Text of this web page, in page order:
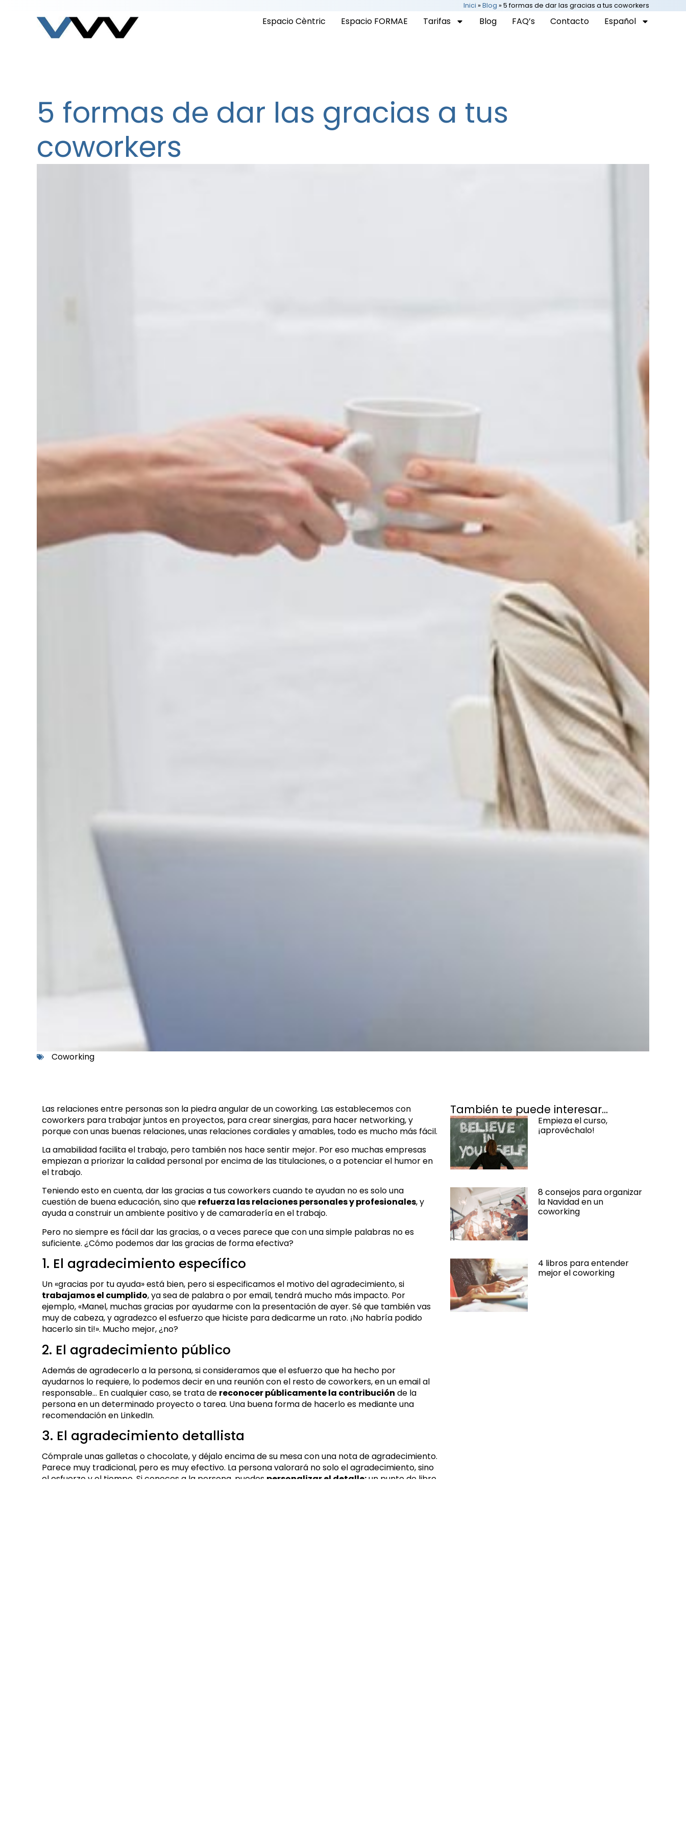
Inici » Blog » 5 formas de dar las gracias a tus coworkers
Espacio Cèntric Espacio FORMAE Tarifas Blog FAQ’s Contacto Español
5 formas de dar las gracias a tus
coworkers
Coworking
Las relaciones entre personas son la piedra angular de un coworking. Las establecemos con
coworkers para trabajar juntos en proyectos, para crear sinergias, para hacer networking, y
porque con unas buenas relaciones, unas relaciones cordiales y amables, todo es mucho más fácil.
La amabilidad facilita el trabajo, pero también nos hace sentir mejor. Por eso muchas empresas
empiezan a priorizar la calidad personal por encima de las titulaciones, o a potenciar el humoren
el trabajo.
Teniendo esto en cuenta, dar las gracias a tus coworkers cuando te ayudan no es solo una
cuestión de buena educación, sino que refuerza las relaciones personales y profesionales, y
ayuda a construir un ambiente positivo y de camaradería en el trabajo.
Pero no siempre es fácil dar las gracias, o a veces parece que con una simple palabras no es
suficiente. ¿Cómo podemos dar las gracias de forma efectiva?
1. El agradecimiento específico
Un «gracias por tu ayuda» está bien, pero si especificamos el motivo del agradecimiento, si
trabajamos el cumplido, ya sea de palabra o por email, tendrá mucho más impacto. Por
ejemplo, «Manel, muchas gracias por ayudarme con la presentación de ayer. Sé que también vas
muy de cabeza, y agradezco el esfuerzo que hiciste para dedicarme un rato. ¡No habría podido
hacerlo sin ti!». Mucho mejor, ¿no?
2. El agradecimiento público
Además de agradecerlo a la persona, si consideramos que el esfuerzo que ha hecho por
ayudarnos lo requiere, lo podemos decir en una reunión con el resto de coworkers, en un email al
responsable… En cualquier caso, se trata de reconocer públicamente la contribución de la
persona en un determinado proyecto o tarea. Una buena forma de hacerlo es mediante una
recomendación en LinkedIn.
3. El agradecimiento detallista
Cómprale unas galletas o chocolate, y déjalo encima de su mesa con una nota de agradecimiento.
Parece muy tradicional, pero es muy efectivo. La persona valorará no solo el agradecimiento, sino
el esfuerzo y el tiempo. Si conoces a la persona, puedes personalizar el detalle:un punto de libro
También te puede interesar...
Empieza el curso,
¡aprovéchalo!
8 consejos para organizar
la Navidad en un
coworking
4 libros para entender
mejor el coworking